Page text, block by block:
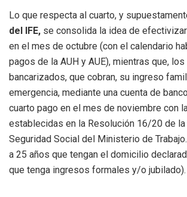
Lo que respecta al cuarto, y
del IFE, se consolida la idea de
en el mes de octubre (con el calendario
pagos de la AUH y AUE), mientras que,
bancarizados, que cobran, su ingreso
emergencia, mediante una cuenta de
cuarto pago en el mes de noviembre con
establecidas en la Resolución 16/20 de la
Seguridad Social del Ministerio de
a 25 años que tengan el domicilio
que tenga ingresos formales y/o jubilado).